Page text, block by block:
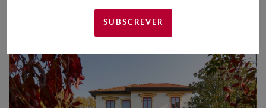
Data (Decrescente)